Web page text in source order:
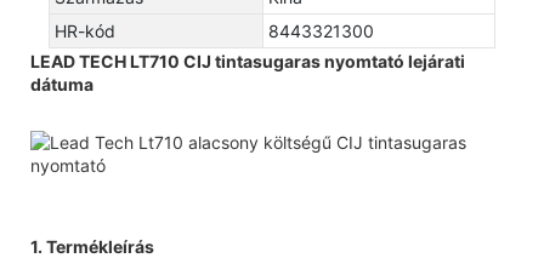
HR-kód
8443321300
LEAD TECH LT710 CIJ tintasugaras nyomtató lejárati
dátuma
1. Termékleírás